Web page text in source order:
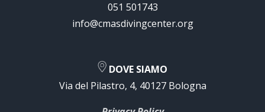
051 501743
info@cmasdivingcenter.org
DOVE SIAMO
Via del Pilastro, 4, 40127 Bologna